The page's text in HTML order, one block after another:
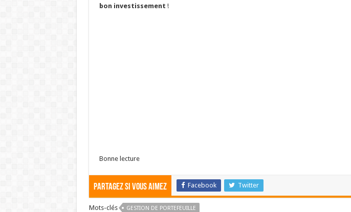
bon investissement !
Bonne lecture
Partagez si vous aimez Facebook Twitter
Mots-clés GESTION DE PORTEFEUILLE